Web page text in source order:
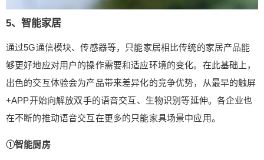
5、智能家居
通过5G通信模块、传感器等，只能家居相比传统的家居产品能
够更好地应对用户的操作需要和适应环境的变化。在此基础上，
出色的交互体验会为产品带来差异化的竞争优势，从最早的触屏
+APP开始向解放双手的语音交互、生物识别等延伸。各企业也
在不断的推动语音交互在更多的只能家具场景中应用。
①智能厨房